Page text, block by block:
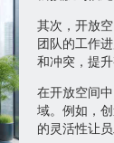
其次，开放
团队的工作
和冲突，提升
在开放空间
域。例如，
的灵活性让